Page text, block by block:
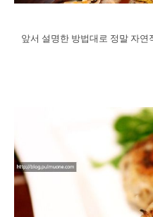
앞서 설명한 방법대로 정말 자